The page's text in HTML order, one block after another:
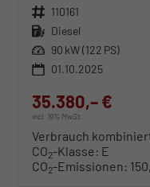
Fahrzeugnr. 110161
Kraftstoff Diesel
Leistung 90 kW (122 PS)
01.10.2025
35.380,– €
incl. 19% MwSt.
Verbrauch
CO2-Klasse: E
CO2-Emissionen: